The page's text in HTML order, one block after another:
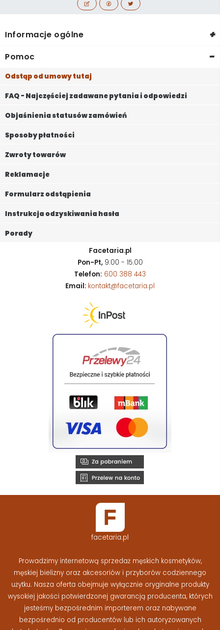
Informacje ogólne +
Pomoc -
Odstąp od umowy tutaj
FAQ - Najczęściej zadawane pytania i odpowiedzi
Objaśnienia statusów zamówień
Sposoby płatności
Zwroty towarów
Reklamacje
Formularz odstąpienia
Instrukcja odzyskiwania hasła
Porady
Facetaria.pl
Pon-Pt,9:00 - 15:00
Telefon: 600 388 443
Email: kontakt@facetaria.pl
facetaria.pl
Prowadzimy internetową sprzedaż męskich kosmetyków,
męskiej bielizny oraz akcesoriów i przyborów codziennego
użytku. Nasza oferta obejmuje wyłącznie oryginalne produkty
wysokiej jakości potwierdzonej gwarancją producenta, których
jesteśmy bezpośrednim importerem oraz nabywane
bezpośrednio od producentów lub ich autoryzowanych